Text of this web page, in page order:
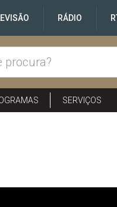
RÁDIO
SERVIÇOS